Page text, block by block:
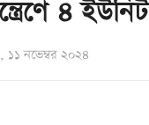
৪ ইউনিট
নভেম্বর ২০২৪